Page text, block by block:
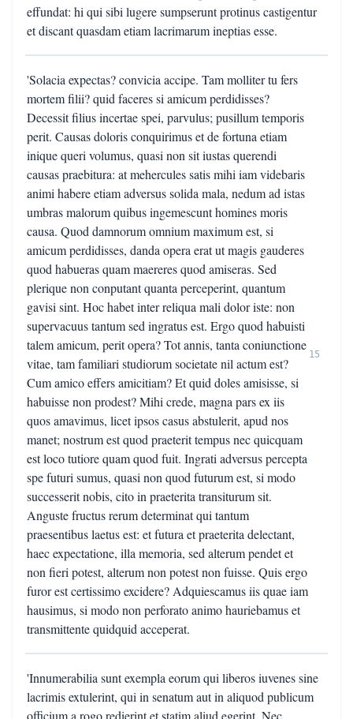
effundat: hi qui sibi lugere sumpserunt protinus castigentur
et discant quasdam etiam lacrimarum ineptias esse.
'Solacia expectas? convicia accipe. Tam molliter tu fers
mortem filii? quid faceres si amicum perdidisses?
Decessit filius incertae spei, parvulus; pusillum temporis
perit. Causas doloris conquirimus et de fortuna etiam
inique queri volumus, quasi non sit iustas querendi
causas praebitura: at mehercules satis mihi iam videbaris
animi habere etiam adversus solida mala, nedum ad istas
umbras malorum quibus ingemescunt homines moris
causa. Quod damnorum omnium maximum est, si
amicum perdidisses, danda opera erat ut magis gauderes
quod habueras quam maereres quod amiseras. Sed
plerique non conputant quanta perceperint, quantum
gavisi sint. Hoc habet inter reliqua mali dolor iste: non
supervacuus tantum sed ingratus est. Ergo quod habuisti
talem amicum, perit opera? Tot annis, tanta coniunctione
vitae, tam familiari studiorum societate nil actum est?
Cum amico effers amicitiam? Et quid doles amisisse, si
habuisse non prodest? Mihi crede, magna pars ex iis
quos amavimus, licet ipsos casus abstulerit, apud nos
manet; nostrum est quod praeterit tempus nec quicquam
est loco tutiore quam quod fuit. Ingrati adversus percepta
spe futuri sumus, quasi non quod futurum est, si modo
successerit nobis, cito in praeterita transiturum sit.
Anguste fructus rerum determinat qui tantum
praesentibus laetus est: et futura et praeterita delectant,
haec expectatione, illa memoria, sed alterum pendet et
non fieri potest, alterum non potest non fuisse. Quis ergo
furor est certissimo excidere? Adquiescamus iis quae iam
hausimus, si modo non perforato animo hauriebamus et
transmittente quidquid acceperat.
15
'Innumerabilia sunt exempla eorum qui liberos iuvenes sine
lacrimis extulerint, qui in senatum aut in aliquod publicum
officium a rogo redierint et statim aliud egerint. Nec